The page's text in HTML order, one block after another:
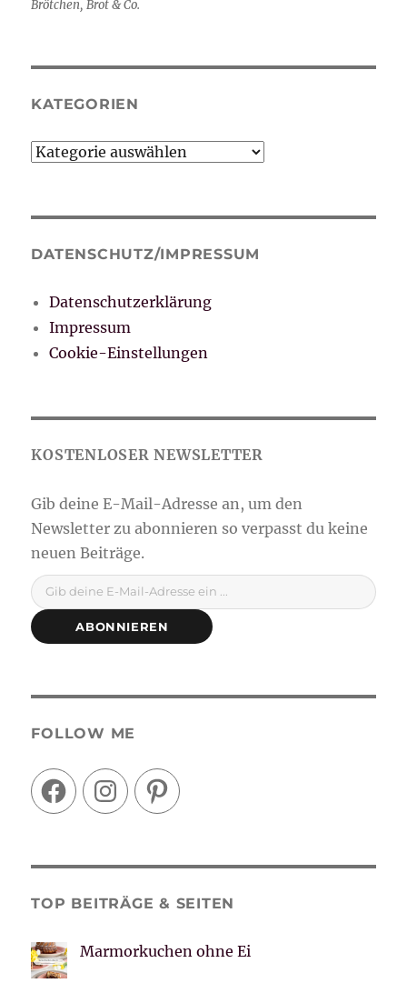
Brötchen, Brot & Co.
KATEGORIEN
Kategorien
DATENSCHUTZ/IMPRESSUM
Datenschutzerklärung
Impressum
Cookie-Einstellungen
Gib deine E-Mail-Adresse ein ...
ABONNIEREN
FOLLOW ME
FacebookInstagramPinterest
TOP BEITRÄGE & SEITEN
Marmorkuchen ohne Ei